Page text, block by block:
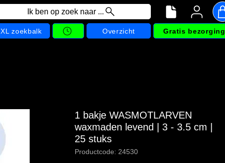
Ik ben op zoek naar ...
XL zoekbalk Overzicht Gratis bezorging
1 bakje WASMOTLARVEN
waxmaden levend | 3 - 3.5 cm |
25 stuks
Productcode: 24530